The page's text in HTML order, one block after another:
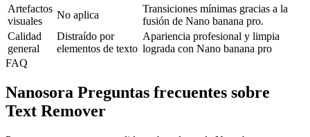
Artefactos
visuales
No aplica
Transiciones mínimas gracias a la
fusión de Nano banana pro.
Calidad
general
Distraído por
elementos de texto
Apariencia profesional y limpia
lograda con Nano banana pro
FAQ
Nanosora Preguntas frecuentes sobre
Text Remover